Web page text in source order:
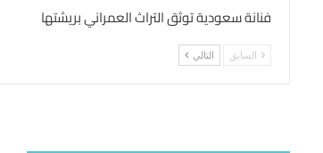
فنانة سعودية توثق التراث العمراني بريشتها
السابق التالي